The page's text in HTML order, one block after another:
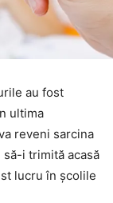
au fost
ultima
reveni sarcina
i trimită acasă
lucru în şcolile